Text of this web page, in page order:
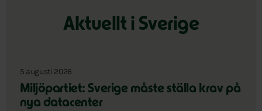
Aktuellt i Sverige
5 augusti 2026
Miljöpartiet: Sverige måste ställa krav på
nya datacenter